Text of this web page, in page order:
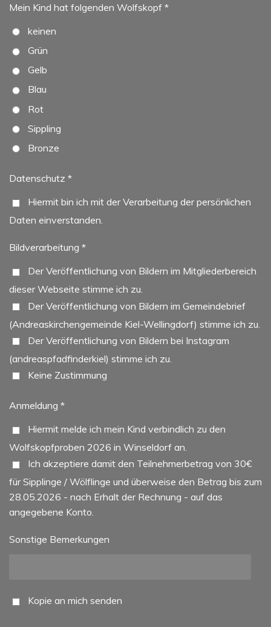
Mein Kind hat folgenden Wolfskopf *
keinen
Grün
Gelb
Blau
Rot
Sippling
Bronze
Datenschutz *
Hiermit bin ich mit der Verarbeitung der persönlichen
Daten einverstanden.
Bildverarbeitung *
Der Veröffentlichung von Bildern im Mitgliederbereich
dieser Webseite stimme ich zu.
Der Veröffentlichung von Bildern im Gemeindebrief
(Andreaskirchengemeinde Kiel-Wellingdorf) stimme ich zu.
Der Veröffentlichung von Bildern bei Instagram
(andreaspfadfinderkiel) stimme ich zu.
Keine Zustimmung
Anmeldung *
Hiermit melde ich mein Kind verbindlich zu den
Wolfskopfproben 2026 in Winseldorf an.
Ich akzeptiere damit den Teilnehmerbetrag von 30€
für Sipplinge / Wölflinge und überweise den Betrag bis zum
28.05.2026 - nach Erhalt der Rechnung - auf das
angegebene Konto.
Sonstige Bemerkungen
Kopie an mich senden